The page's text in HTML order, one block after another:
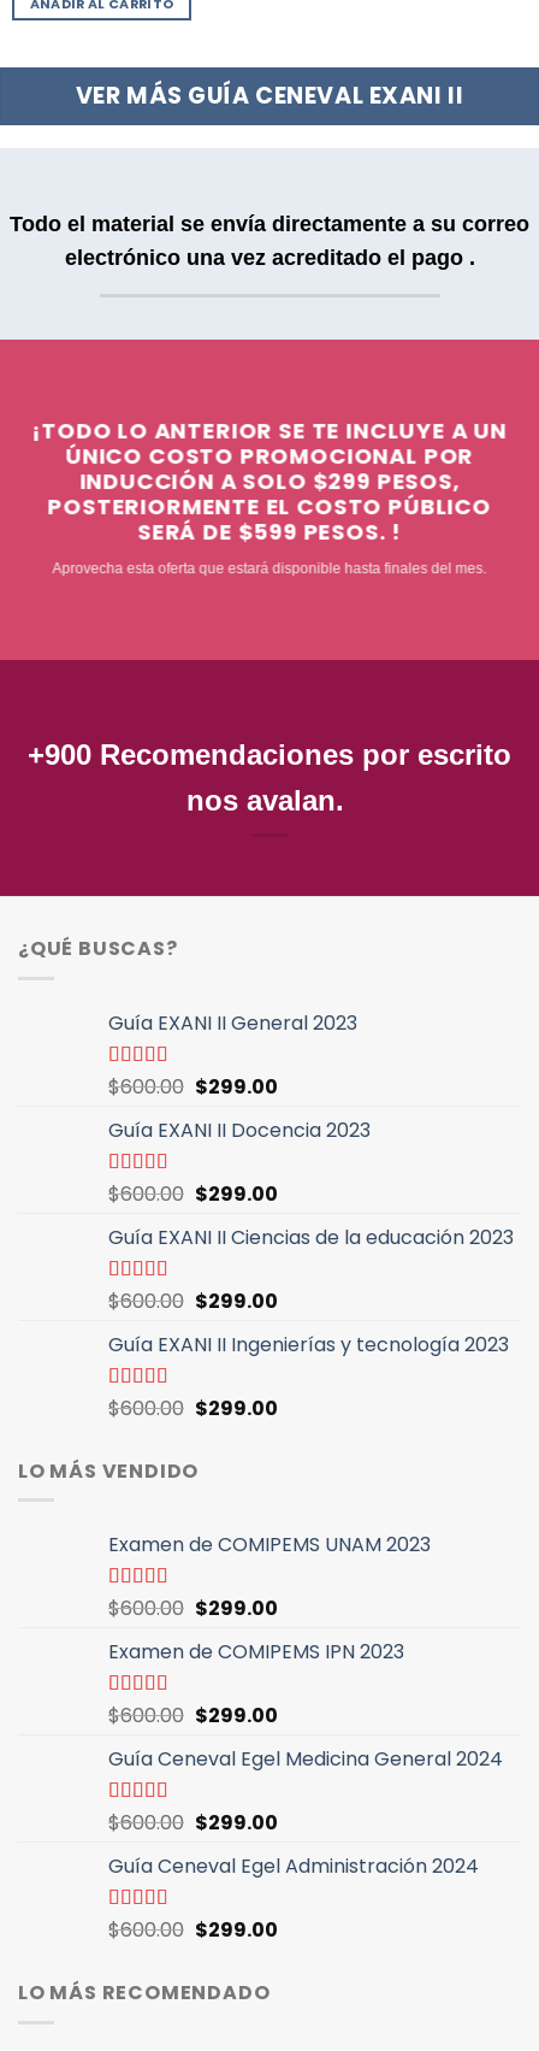
era:
$600.00.
es:
$299.00.
AÑADIR AL CARRITO
VER MÁS GUÍA CENEVAL EXANI II
Todo el material se envía directamente a su correo
electrónico una vez acreditado el pago .
¡TODO LO ANTERIOR SE TE INCLUYE A UN
ÚNICO COSTO PROMOCIONAL POR
INDUCCIÓN A SOLO $299 PESOS,
POSTERIORMENTE EL COSTO PÚBLICO
SERÁ DE $599 PESOS. !
Aprovecha esta oferta que estará disponible hasta finales del mes.
+900 Recomendaciones por escrito
nos avalan.
¿QUÉ BUSCAS?
Guía EXANI II General 2023
Valorado
con
5
$600.00 El
original
$600.00.
$299.00El
actual
$299.00.
Guía EXANI II Docencia 2023
Valorado
con
5
$600.00 El
original
$600.00.
$299.00El
actual
$299.00.
Guía EXANI II Ciencias de la educación 2023
Valorado
con
5
$600.00 El
original
$600.00.
$299.00El
actual
$299.00.
Guía EXANI II Ingenierías y tecnología 2023
Valorado
con
$600.00 El
original
era:
$299.00El
LO MÁS VENDIDO
Examen de COMIPEMS UNAM 2023
Valorado
con
de 5
$600.00 El
original
$600.00.
$299.00El
actual
$299.00.
Examen de COMIPEMS IPN 2023
Valorado
con
5
$600.00 El
original
$600.00.
$299.00El
actual
$299.00.
Guía Ceneval Egel Medicina General 2024
Valorado
con
5
$600.00 El
original
$600.00.
$299.00El
actual
$299.00.
Guía Ceneval Egel Administración 2024
Valorado
con
$600.00 El
original
era:
$299.00El
LO MÁS RECOMENDADO